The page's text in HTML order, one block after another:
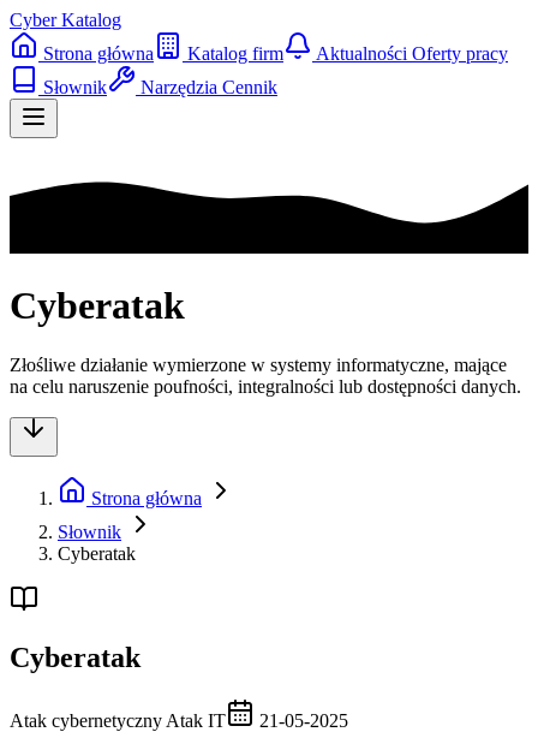
Cyber Katalog
Strona główna
Katalog firm Aktualności Oferty pracy
Słownik
Narzędzia Cennik
Cyberatak
Złośliwe działanie wymierzone w systemy informatyczne, mające
na celu naruszenie poufności, integralności lub dostępności danych.
Strona główna
Słownik
Cyberatak
Cyberatak
Atak cybernetyczny Atak IT 21-05-2025